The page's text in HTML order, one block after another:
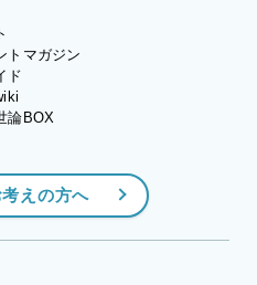
トマガジン
ド
論BOX
考えの方へ